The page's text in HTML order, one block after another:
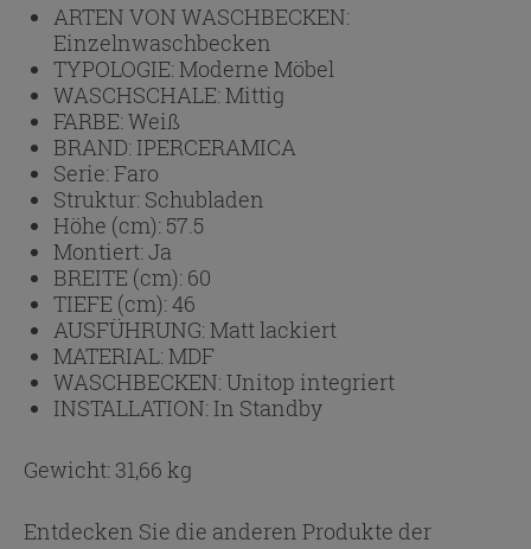
ARTEN VON WASCHBECKEN:
Einzelnwaschbecken
TYPOLOGIE:Moderne Möbel
WASCHSCHALE:Mittig
FARBE:Weiß
BRAND: IPERCERAMICA
Serie:Faro
Struktur: Schubladen
Höhe (cm): 57.5
Montiert:Ja
BREITE (cm): 60
TIEFE (cm):46
AUSFÜHRUNG:Matt lackiert
MATERIAL:MDF
WASCHBECKEN:Unitop integriert
INSTALLATION: In Standby
Gewicht: 31,66 kg
Entdecken Sie die anderen Produkte der